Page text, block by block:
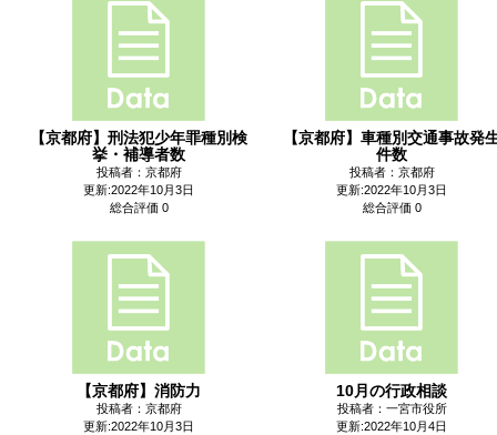
【京都府】刑法犯少年罪種別検
挙・補導者数
投稿者：京都府
更新:2022年10月3日
総合評価 0
【京都府】車種別交通事故発
件数
投稿者：京都府
更新:2022年10月3日
総合評価 0
【京都府】消防力
投稿者：京都府
更新:2022年10月3日
10月の行政相談
投稿者：一宮市役所
更新:2022年10月4日